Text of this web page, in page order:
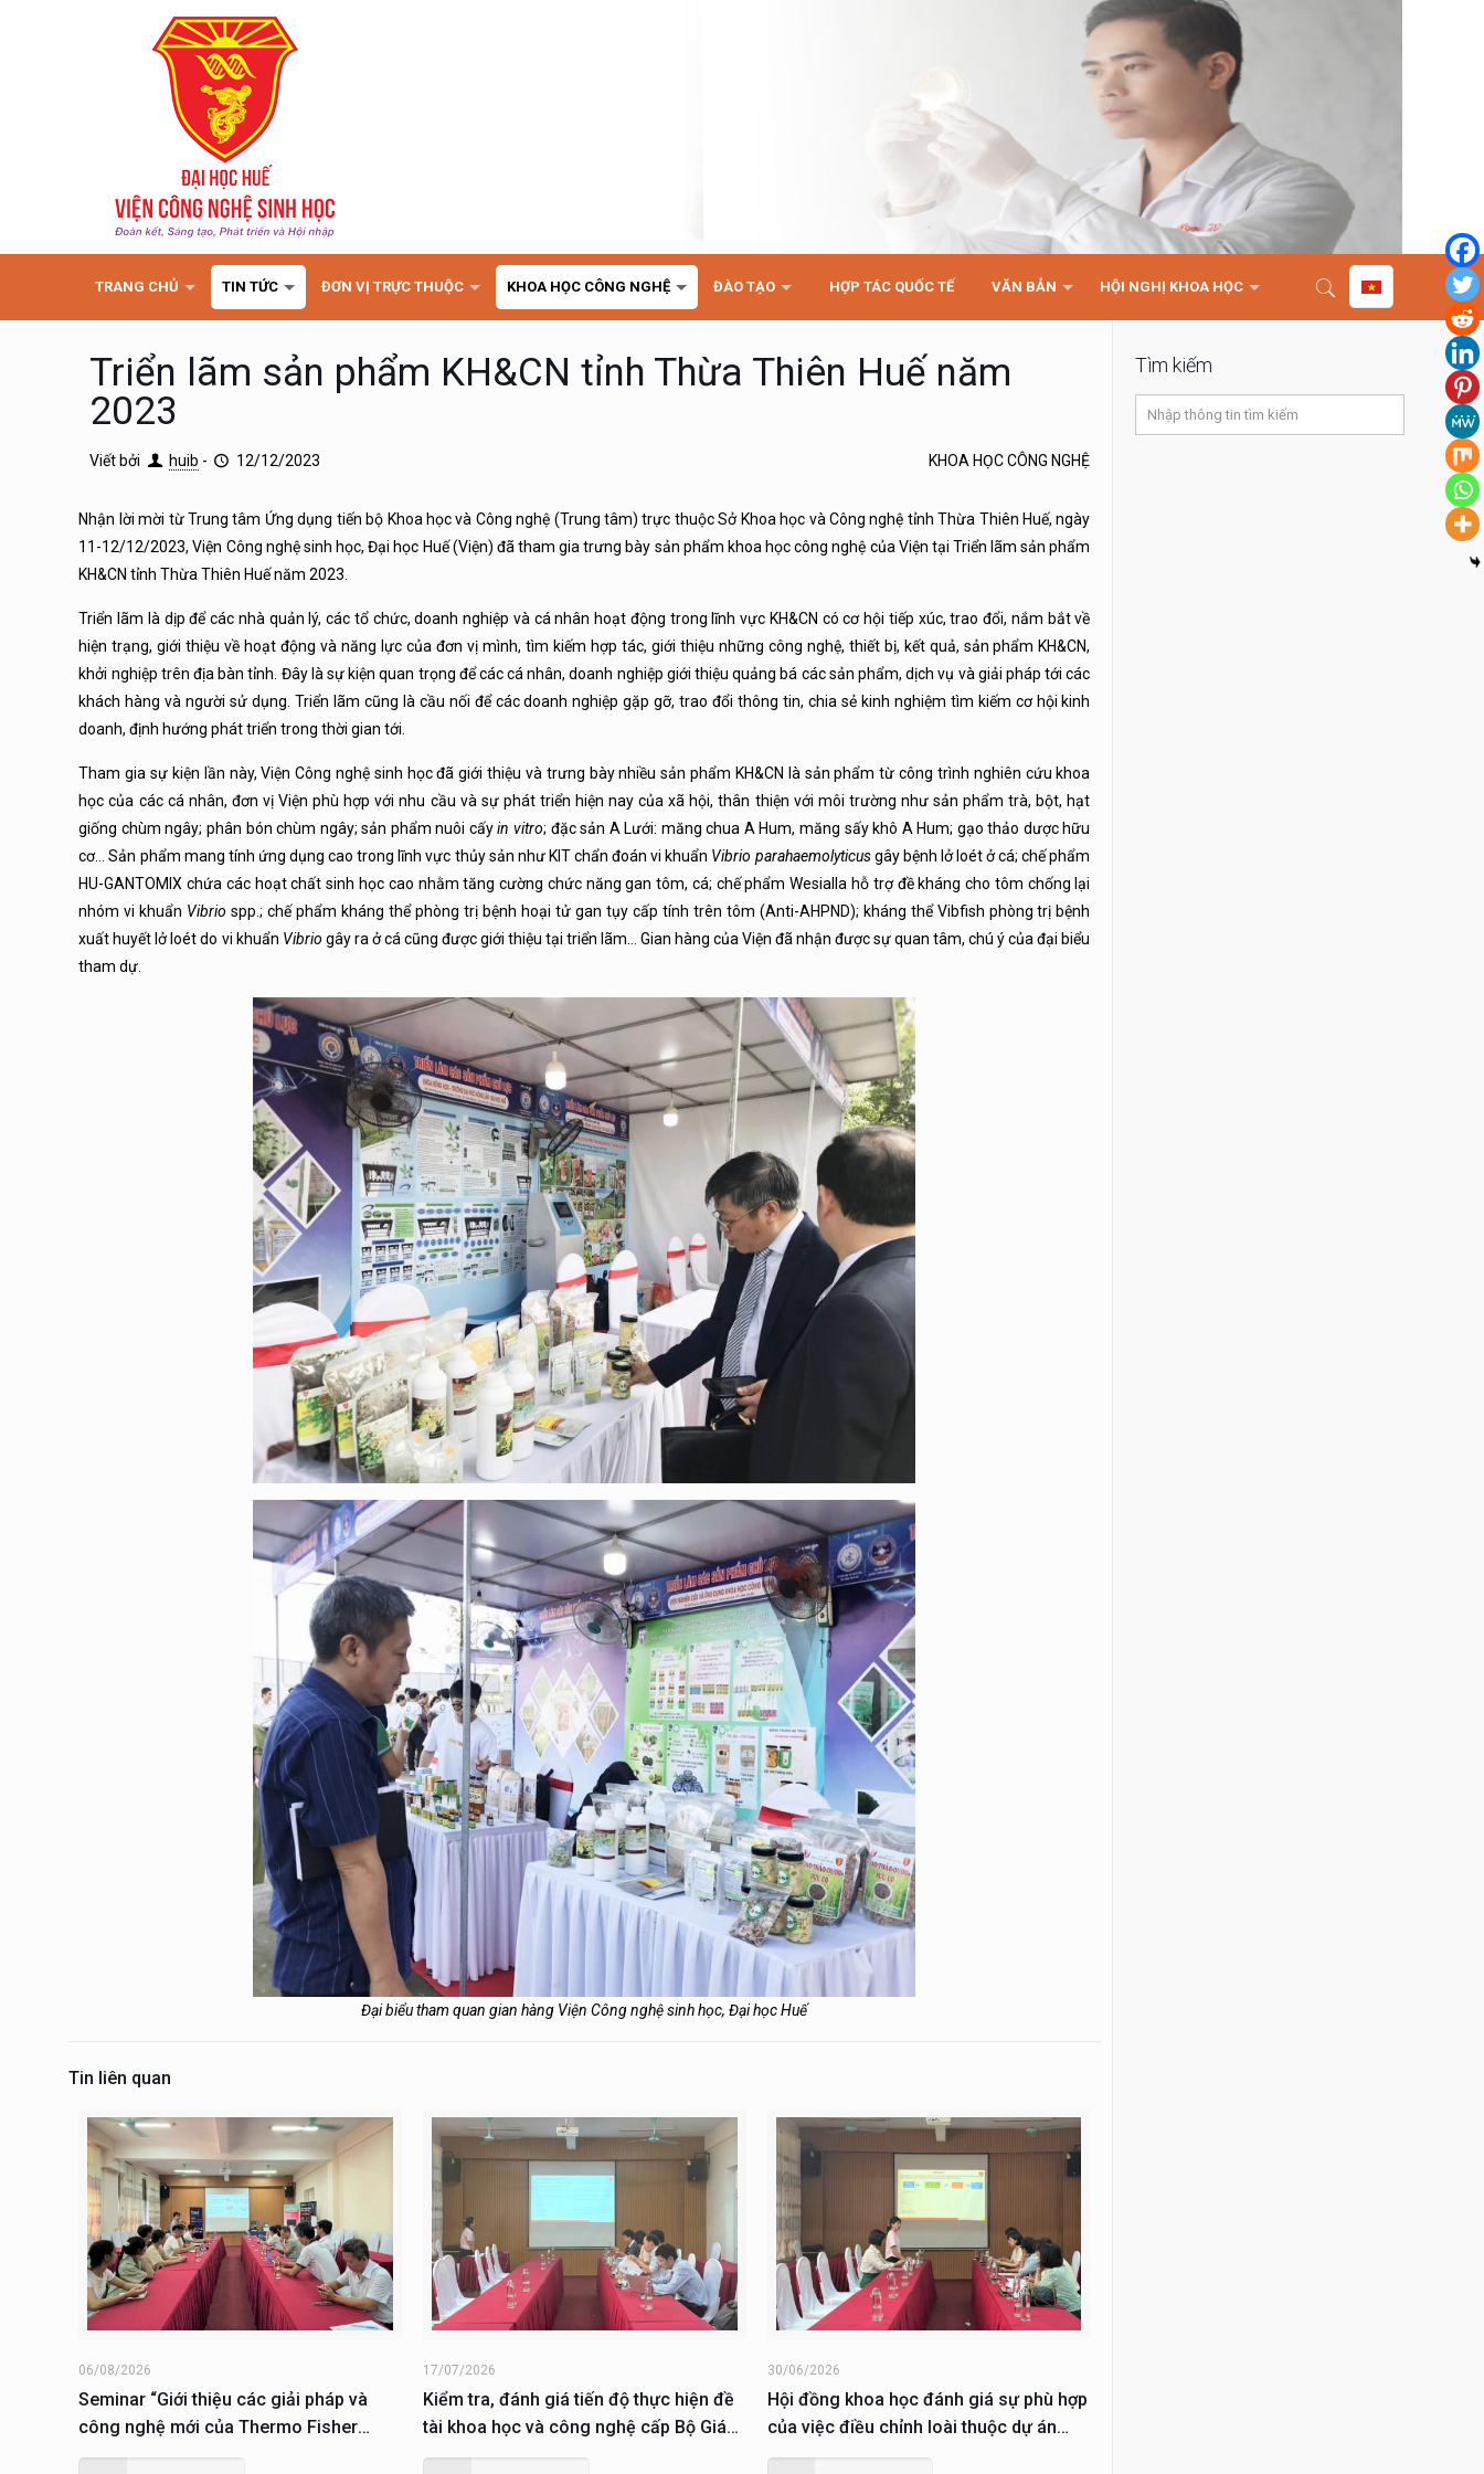
TRANG CHỦ TIN TỨC ĐƠN VỊ TRỰC THUỘC KHOA HỌC CÔNG NGHỆ ĐÀO TẠO HỢP TÁC QUỐC TẾ VĂN BẢN HỘI NGHỊ KHOA HỌC
Triển lãm sản phẩm KH&CN tỉnh Thừa Thiên Huế năm
2023
Viết bởi huib - 12/12/2023 KHOA HỌC CÔNG NGHỆ
Nhận lời mời từ Trung tâm Ứng dụng tiến bộ Khoa học và Công nghệ (Trung tâm) trực thuộc Sở Khoa học và Công nghệ tỉnh Thừa Thiên Huế, ngày
11-12/12/2023, Viện Công nghệ sinh học, Đại học Huế (Viện) đã tham gia trưng bày sản phẩm khoa học công nghệ của Viện tại Triển lãm sản phẩm
KH&CN tỉnh Thừa Thiên Huế năm 2023.
Triển lãm là dịp để các nhà quản lý, các tổ chức, doanh nghiệp và cá nhân hoạt động trong lĩnh vực KH&CN có cơ hội tiếp xúc, trao đổi, nắm bắt về
hiện trạng, giới thiệu về hoạt động và năng lực của đơn vị mình, tìm kiếm hợp tác, giới thiệu những công nghệ, thiết bị, kết quả, sản phẩm KH&CN,
khởi nghiệp trên địa bàn tỉnh. Đây là sự kiện quan trọng để các cá nhân, doanh nghiệp giới thiệu quảng bá các sản phẩm, dịch vụ và giải pháp tới các
khách hàng và người sử dụng. Triển lãm cũng là cầu nối để các doanh nghiệp gặp gỡ, trao đổi thông tin, chia sẻ kinh nghiệm tìm kiếm cơ hội kinh
doanh, định hướng phát triển trong thời gian tới.
Tham gia sự kiện lần này, Viện Công nghệ sinh học đã giới thiệu và trưng bày nhiều sản phẩm KH&CN là sản phẩm từ công trình nghiên cứu khoa
học của các cá nhân, đơn vị Viện phù hợp với nhu cầu và sự phát triển hiện nay của xã hội, thân thiện với môi trường như sản phẩm trà, bột, hạt
giống chùm ngây; phân bón chùm ngây; sản phẩm nuôi cấyin vitro; đặc sản A Lưới: măng chua A Hum, măng sấy khô A Hum; gạo thảo dược hữu
cơ… Sản phẩm mang tính ứng dụng cao trong lĩnh vực thủy sản như KIT chẩn đoán vi khuẩn Vibrio parahaemolyticusgây bệnh lở loét ở cá; chế phẩm
HU-GANTOMIX chứa các hoạt chất sinh học cao nhằm tăng cường chức năng gan tôm, cá; chế phẩm Wesialla hỗ trợ đề kháng cho tôm chống lại
nhóm vi khuẩn Vibrio spp.; chế phẩm kháng thể phòng trị bệnh hoại tử gan tụy cấp tính trên tôm (Anti-AHPND); kháng thể Vibfish phòng trị bệnh
xuất huyết lở loét do vi khuẩn Vibrio gây ra ở cá cũng được giới thiệu tại triển lãm… Gian hàng của Viện đã nhận được sự quan tâm, chú ý của đại biểu
tham dự.
Đại biểu tham quan gian hàng Viện Công nghệ sinh học, Đại học Huế
Tin liên quan
06/08/2026
Seminar “Giới thiệu các giải pháp và
công nghệ mới của Thermo Fisher
Scientific trong lĩnh vực sinh học phân
17/07/2026
Kiểm tra, đánh giá tiến độ thực hiện đề
tài khoa học và công nghệ cấp Bộ Giáo
dục và Đào tạo
30/06/2026
Hội đồng khoa học đánh giá sự phù hợp
của việc điều chỉnh loài thuộc dự án
KH&CN cấp thành phố thực hiện từ năm
Tìm kiếm